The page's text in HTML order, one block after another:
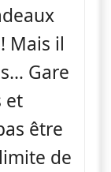
Mais il
Gare
et
être
de